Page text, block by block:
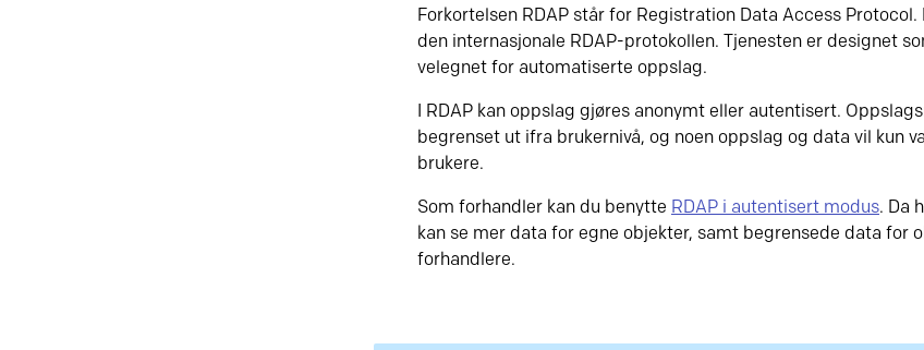
Forkortelsen RDAP står for Registration Data Access
den internasjonale RDAP-protokollen. Tjenesten er designet
velegnet for automatiserte oppslag.
I RDAP kan oppslag gjøres anonymt eller autentisert.
begrenset ut ifra brukernivå, og noen oppslag og data vil kun
brukere.
Som forhandler kan du benytte RDAP i autentisert modus. Da
kan se mer data for egne objekter, samt begrensede data for
forhandlere.